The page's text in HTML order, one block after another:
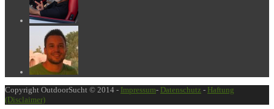
Copyright OutdoorSucht © 2014 - Impressum- Datenschutz - Haftung
(Disclaimer)